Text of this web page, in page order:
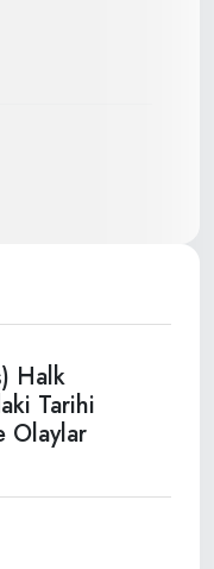
Halk
Tarihi
Olaylar